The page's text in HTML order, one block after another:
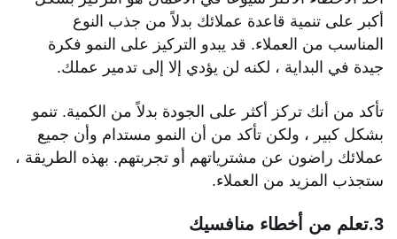
أكبر على تنمية قاعدة عملائك بدلاً من جذب النوع
المناسب من العملاء. قد يبدو التركيز على النمو فكرة
جيدة في البداية ، لكنه لن يؤدي إلا إلى تدمير عملك.
تأكد من أنك تركز أكثر على الجودة بدلاً من الكمية. تنمو
بشكل كبير ، ولكن تأكد من أن النمو مستدام وأن جميع
عملائك راضون عن مشترياتهم أو تجربتهم. بهذه الطريقة ،
ستجذب المزيد من العملاء.
3.تعلم من أخطاء منافسيك